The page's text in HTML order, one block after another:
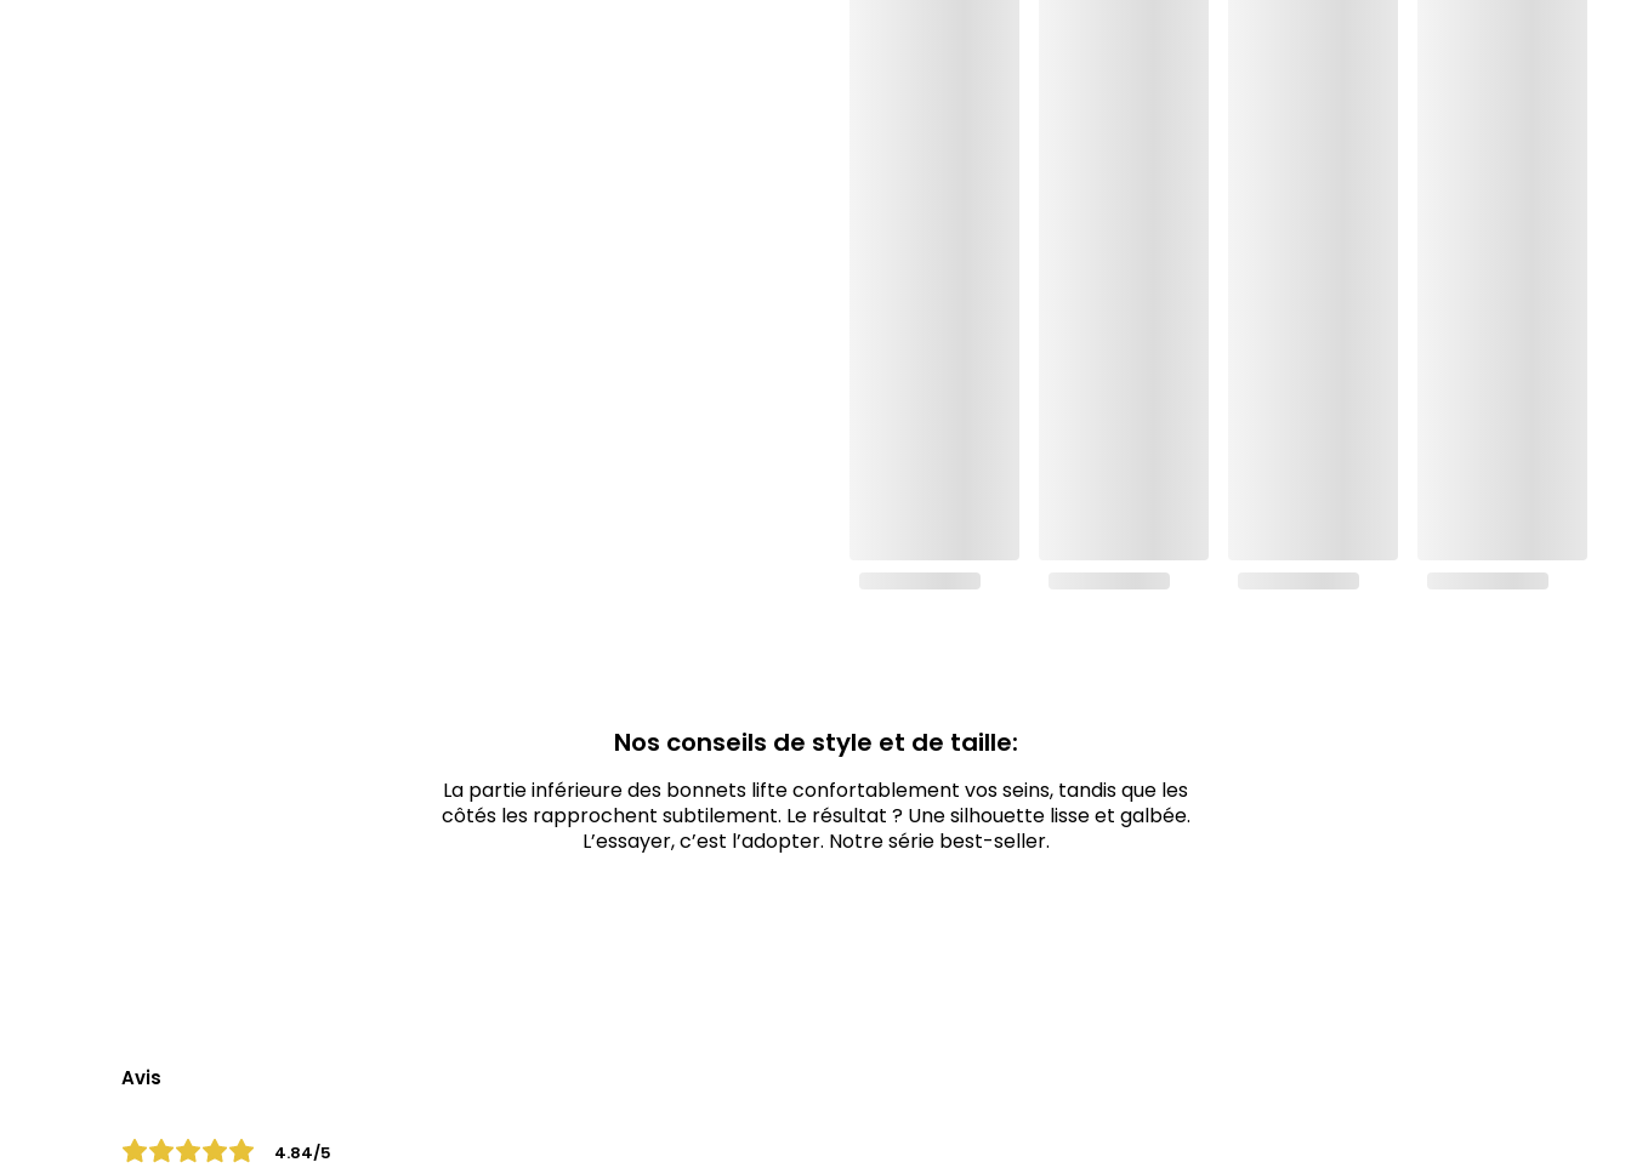
Nos conseils de style et de taille:
La partie inférieure des bonnets lifte confortablement vos seins, tandis que les
côtés les rapprochent subtilement. Le résultat ? Une silhouette lisse et galbée.
L’essayer, c’est l’adopter. Notre série best-seller.
Avis
4.84/5